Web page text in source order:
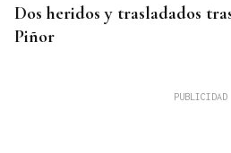
Dos heridos y trasladados
Piñor